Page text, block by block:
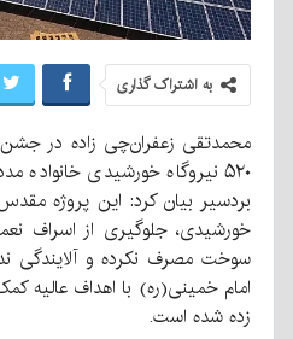
به اشتراک گذاری
محمدتقی زعفران‌چی زاده در جشن
۵۲۰ نیروگاه خورشیدی خانواده
بردسیر بیان کرد: این پروژه
خورشیدی، جلوگیری از اسراف
سوخت مصرف نکرده و آلایندگی
امام خمینی(ره) با اهداف عالیه
زده شده است.